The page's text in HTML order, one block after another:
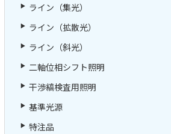
ライン（集光）
ライン（拡散光）
ライン（斜光）
二軸位相シフト照明
干渉縞検査用照明
基準光源
特注品